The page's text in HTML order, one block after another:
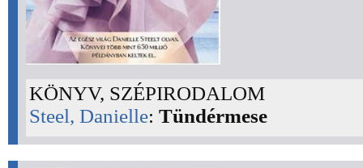
KÖNYV, SZÉPIRODALOM
Steel, Danielle: Tündérmese